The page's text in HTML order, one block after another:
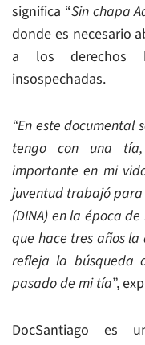
significa “Sin chapa
donde es necesario
a los derechos
insospechadas.
“En este documental
tengo con una
importante en mi
juventud trabajó
(DINA) en la época
que hace tres años
refleja la búsqueda
pasado de mi tía”,
DocSantiago es